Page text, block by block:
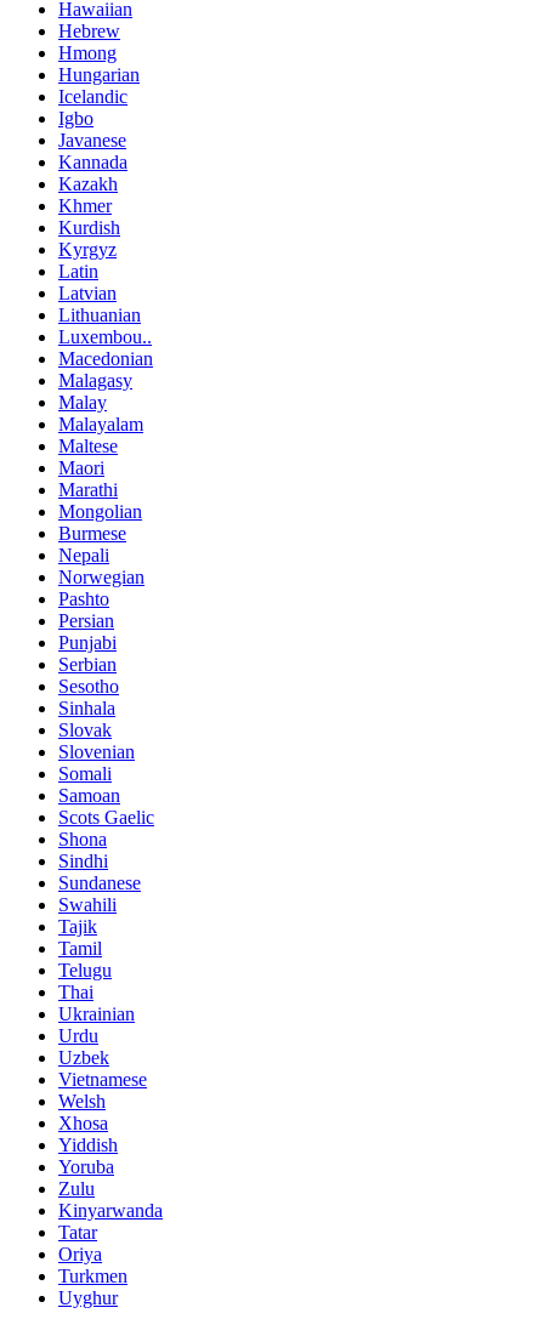
Hawaiian
Hebrew
Hmong
Hungarian
Icelandic
Igbo
Javanese
Kannada
Kazakh
Khmer
Kurdish
Kyrgyz
Latin
Latvian
Lithuanian
Luxembou..
Macedonian
Malagasy
Malay
Malayalam
Maltese
Maori
Marathi
Mongolian
Burmese
Nepali
Norwegian
Pashto
Persian
Punjabi
Serbian
Sesotho
Sinhala
Slovak
Slovenian
Somali
Samoan
Scots Gaelic
Shona
Sindhi
Sundanese
Swahili
Tajik
Tamil
Telugu
Thai
Ukrainian
Urdu
Uzbek
Vietnamese
Welsh
Xhosa
Yiddish
Yoruba
Zulu
Kinyarwanda
Tatar
Oriya
Turkmen
Uyghur